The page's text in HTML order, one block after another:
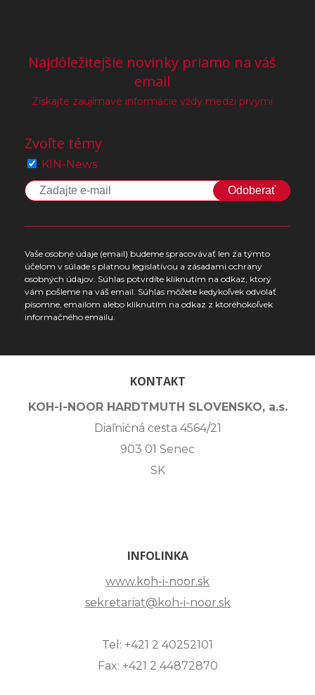
Najdôležitejšie novinky priamo na váš
email
Získajte zaujímavé informácie vždy medzi prvými
Zvoľte témy
KIN-News
Odoberať
Vaše osobné údaje (email) budeme spracovávať len za týmto
účelom v súlade s platnou legislatívou a zásadami ochrany
osobných údajov. Súhlas potvrdíte kliknutím na odkaz, ktorý
vám pošleme na váš email. Súhlas môžete kedykoľvek odvolať
písomne, emailom alebo kliknutím na odkaz z ktoréhokoľvek
informačného emailu.
KONTAKT
KOH-I-NOOR HARDTMUTH SLOVENSKO, a.s.
Diaľničná cesta 4564/21
903 01 Senec
SK
INFOLINKA
www.koh-i-noor.sk
sekretariat@koh-i-noor.sk
Tel: +421 2 40252101
Fax: +421 2 44872870